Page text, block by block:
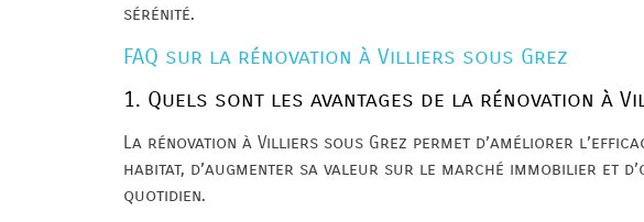
sérénité.
FAQ sur la rénovation à Villiers sous Grez
1. Quels sont les avantages de la rénovation à
La rénovation à Villiers sous Grez permet d’améliorer
habitat, d’augmenter sa valeur sur le marché immobilier et
quotidien.